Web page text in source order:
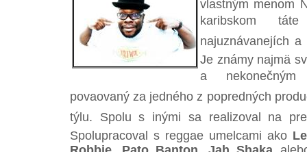
vlastným menom
karibskom
najuznávanejích
Je známy najmä
a nekonečným
povaovaný za jedného z popredných
týlu. Spolu s inými sa realizoval na
Spolupracoval s reggae umelcami ako